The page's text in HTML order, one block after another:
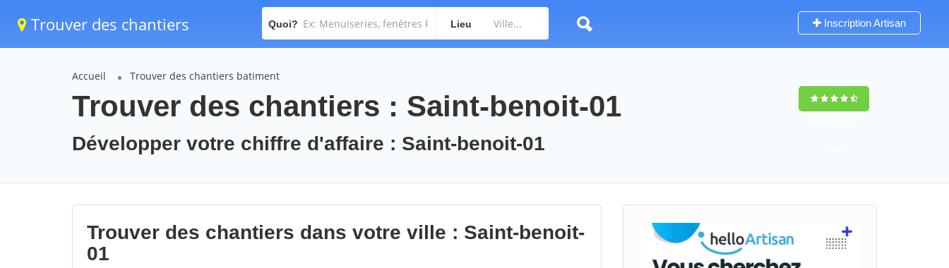
Trouver des chantiers Quoi? Lieu Inscription Artisan
Accueil Trouver des chantiers batiment
Trouver des chantiers : Saint-benoit-01
Développer votre chiffre d'affaire : Saint-benoit-01
Trouver des chantiers dans votre ville : Saint-benoit-
01